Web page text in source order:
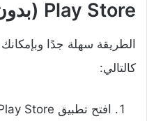
Play Store (بدون روت)؟
كالتالي: